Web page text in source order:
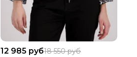
12 985 руб18 550 руб